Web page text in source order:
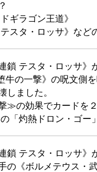
ギラゴン王道》
スタ・ロッサ》など
鎖 テスタ・ロッサ》
牛の一撃》の呪文側
しました。
≫の効果でカードを
「灼熱ドロン・ゴー
鎖 テスタ・ロッサ》
の《ボルメテウス・